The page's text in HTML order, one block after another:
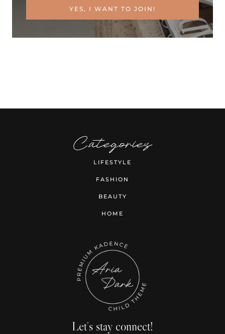
YES, I WANT TO JOIN!
Categories
LIFESTYLE
FASHION
BEAUTY
HOME
Let's stay connect!